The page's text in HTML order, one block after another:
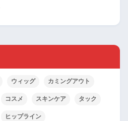
ウィッグ カミングアウト
コスメ スキンケア タック
ヒップライン